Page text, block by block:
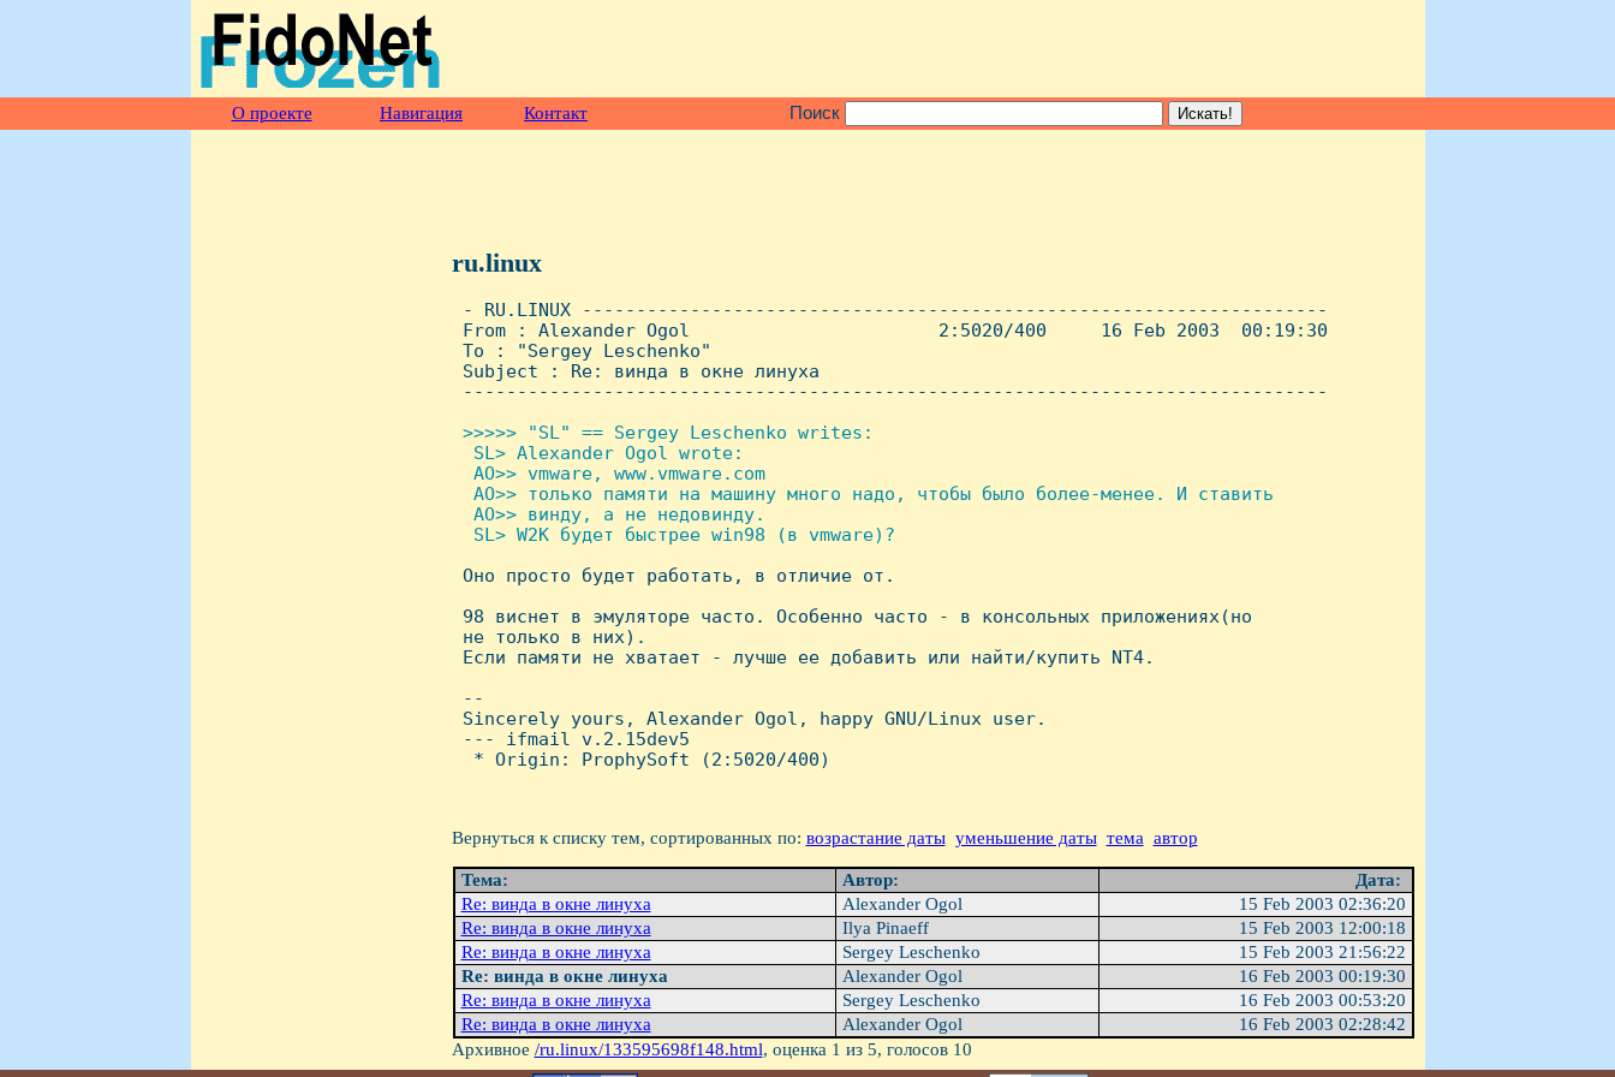
О проекте Навигация Контакт Поиск
ru.linux
- RU.LINUX ---------------------------------------------------------------------
From : Alexander Ogol                       2:5020/400     16 Feb 2003  00:19:30
To : "Sergey Leschenko"
Subject : Re: винда в окне линуха
--------------------------------------------------------------------------------
>>>>> "SL" == Sergey Leschenko writes:
  SL> Alexander Ogol wrote:
  AO>> vmware, www.vmware.com
  AO>> только памяти на машину много надо, чтобы было более-менее. И ставить
  AO>> винду, а не недовинду.
  SL> W2K будет быстрее win98 (в vmware)?
Оно просто будет работать, в отличие от.
98 виснет в эмуляторе часто. Особенно часто - в консольных приложениях(но
не только в них).
Если памяти не хватает - лучше ее добавить или найти/купить NT4.
--
Sincerely yours, Alexander Ogol, happy GNU/Linux user.
--- ifmail v.2.15dev5
  * Origin: ProphySoft (2:5020/400)
Вернуться к списку тем, сортированных по: возрастание даты уменьшение даты тема автор
Тема: Автор:
Дата:
Re: винда в окне линуха
Alexander Ogol
15 Feb 2003 02:36:20
Re: винда в окне линуха
Ilya Pinaeff
15 Feb 2003 12:00:18
Re: винда в окне линуха
Sergey Leschenko
15 Feb 2003 21:56:22
Re: винда в окне линуха
Alexander Ogol
16 Feb 2003 00:19:30
Re: винда в окне линуха
Sergey Leschenko
16 Feb 2003 00:53:20
Re: винда в окне линуха
Alexander Ogol
16 Feb 2003 02:28:42
Архивное /ru.linux/133595698f148.html, оценка 1 из 5, голосов 10